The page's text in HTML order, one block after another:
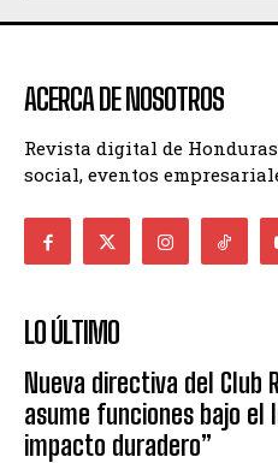
ACERCA DE NOSOTROS
Revista digital de
social, eventos
LO ÚLTIMO
Nueva directiva del Club
asume funciones bajo el
impacto duradero”